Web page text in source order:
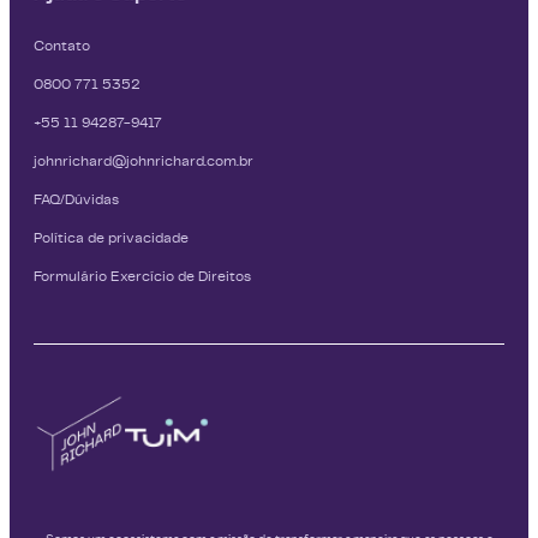
Contato
0800 771 5352
+55 11 94287-9417
johnrichard@johnrichard.com.br
FAQ/Dúvidas
Política de privacidade
Formulário Exercício de Direitos